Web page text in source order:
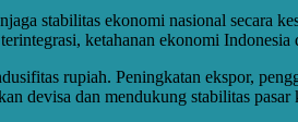
stabilitas ekonomi nasional secara
ketahanan ekonomi Indonesia
rupiah. Peningkatan ekspor,
devisa dan mendukung stabilitas pasar